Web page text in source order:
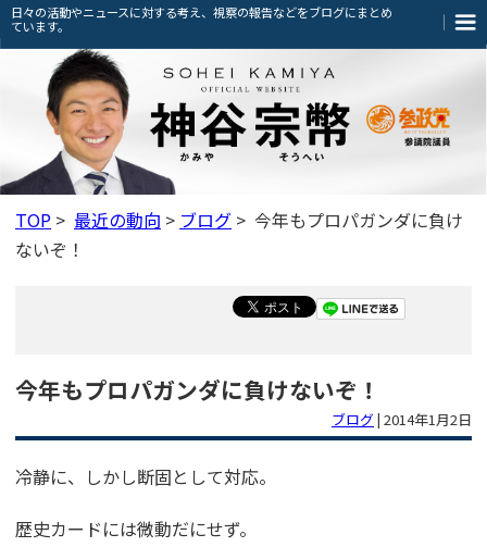
日々の活動やニュースに対する考え、視察の報告などをブログにまとめ
ています。
TOP > 最近の動向 > ブログ > 今年もプロパガンダに負け
ないぞ！
今年もプロパガンダに負けないぞ！
ブログ | 2014年1月2日
冷静に、しかし断固として対応。
歴史カードには微動だにせず。